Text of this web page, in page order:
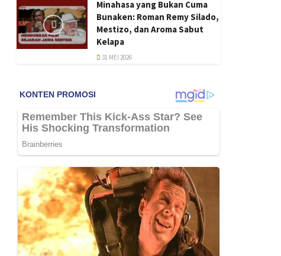
Minahasa yang Bukan Cuma
Bunaken: Roman Remy Silado,
Mestizo, dan Aroma Sabut
Kelapa
31 MEI 2026